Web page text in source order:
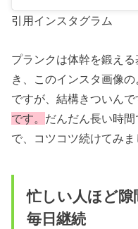
引用インスタグラム
プランクは体幹を鍛え
き、このインスタ画像
ですが、結構きついん
です。 だんだん長い時
で、コツコツ続けてみ
忙しい人ほど隙
毎日継続